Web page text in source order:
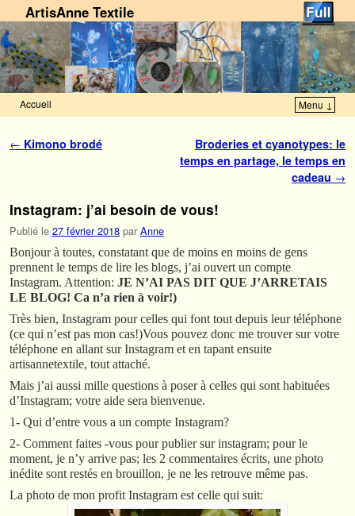
ArtisAnne Textile
Accueil Menu ↓
Navigation des articles
← Kimono brodé
Broderies et cyanotypes: le
temps en partage, le temps en
cadeau →
Instagram: j’ai besoin de vous!
Publié le 27 février 2018 par Anne
Bonjour à toutes, constatant que de moins en moins de gens
prennent le temps de lire les blogs, j’ai ouvert un compte
Instagram. Attention: JE N’AI PAS DIT QUE J’ARRETAIS
LE BLOG! Ca n’a rien à voir!)
Très bien, Instagram pour celles qui font tout depuis leur téléphone
(ce qui n’est pas mon cas!)Vous pouvez donc me trouver sur votre
téléphone en allant sur Instagram et en tapant ensuite
artisannetextile, tout attaché.
Mais j’ai aussi mille questions à poser à celles qui sont habituées
d’Instagram; votre aide sera bienvenue.
1- Qui d’entre vous a un compte Instagram?
2- Comment faites -vous pour publier sur instagram; pour le
moment, je n’y arrive pas; les 2 commentaires écrits, une photo
inédite sont restés en brouillon, je ne les retrouve même pas.
La photo de mon profit Instagram est celle qui suit: